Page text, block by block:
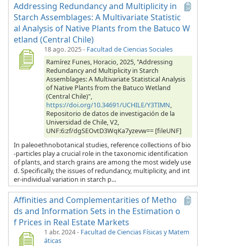
Addressing Redundancy and Multiplicity in
Starch Assemblages: A Multivariate Statistic
al Analysis of Native Plants from the Batuco W
etland (Central Chile)
18 ago. 2025- Facultad de Ciencias Sociales
Ramírez Funes, Horacio, 2025, "Addressing
Redundancy and Multiplicity in Starch
Assemblages: A Multivariate Statistical Analysis
of Native Plants from the Batuco Wetland
(Central Chile)",
https://doi.org/10.34691/UCHILE/Y3TIMN,
Repositorio de datos de investigación de la
Universidad de Chile, V2,
UNF:6:zf/dgSEOvtD3WqKa7yzevw== [fileUNF]
In paleoethnobotanical studies, reference collections of bio
-particles play a crucial role in the taxonomic identification
of plants, and starch grains are among the most widely use
d. Specifically, the issues of redundancy, multiplicity, and int
er-individual variation in starch p...
Affinities and Complementarities of Metho
ds and Information Sets in the Estimation o
f Prices in Real Estate Markets
1 abr. 2024- Facultad de Ciencias Físicas y Matem
áticas